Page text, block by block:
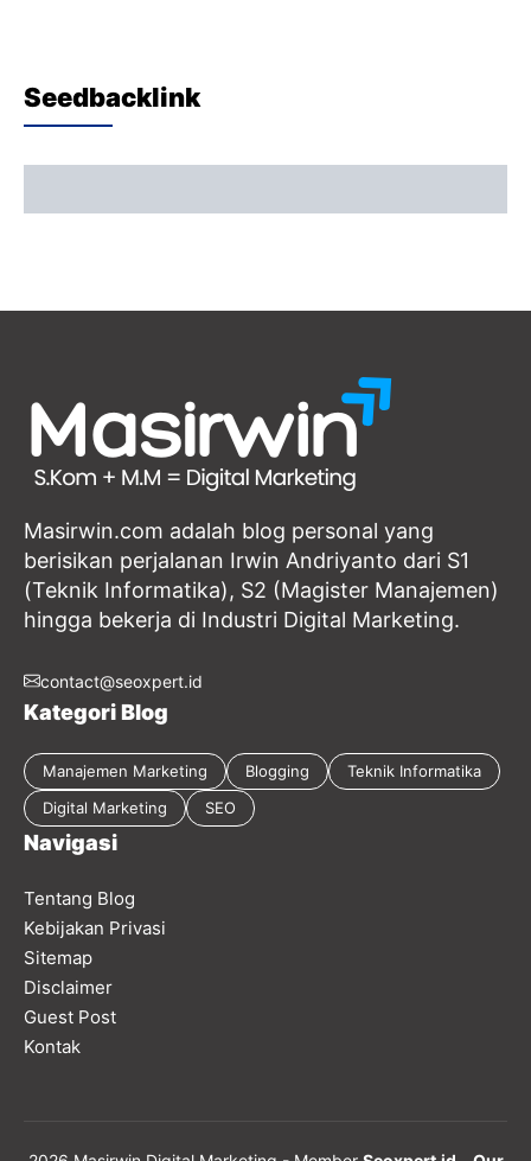
Seedbacklink
Masirwin.com adalah blog personal yang
berisikan perjalanan Irwin Andriyanto dari S1
(Teknik Informatika), S2 (Magister Manajemen)
hingga bekerja di Industri Digital Marketing.